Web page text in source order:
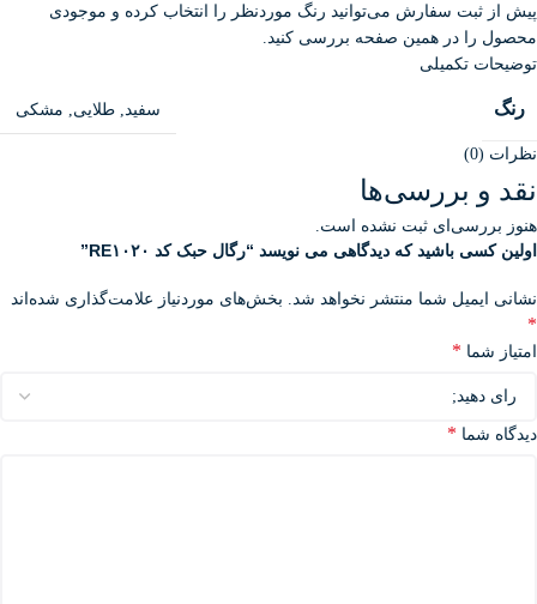
پیش از ثبت سفارش می‌توانید رنگ موردنظر را انتخاب کرده و موجودی
محصول را در همین صفحه بررسی کنید.
توضیحات تکمیلی
رنگ سفید طلایی مشکی
نظرات (0)
نقد و بررسی‌ها
هنوز بررسی‌ای ثبت نشده است.
اولین کسی باشید که دیدگاهی می نویسد “رگال حبک کد RE۱۰۲۰”
نشانی ایمیل شما منتشر نخواهد شد. بخش‌های موردنیاز علامت‌گذاری شده‌اند
*
امتیاز شما *
دیدگاه شما *